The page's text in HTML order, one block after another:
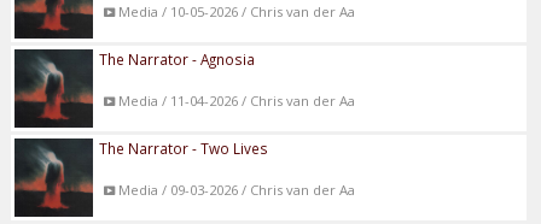
Media / 10-05-2026 / Chris van der Aa
The Narrator - Agnosia
Media / 11-04-2026 / Chris van der Aa
The Narrator - Two Lives
Media / 09-03-2026 / Chris van der Aa